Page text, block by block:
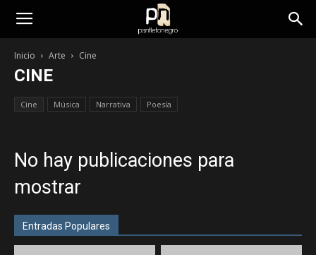
panfletonegro
Inicio Arte Cine
CINE
Cine Música Narrativa Poesía
No hay publicaciones para
mostrar
Entradas Populares